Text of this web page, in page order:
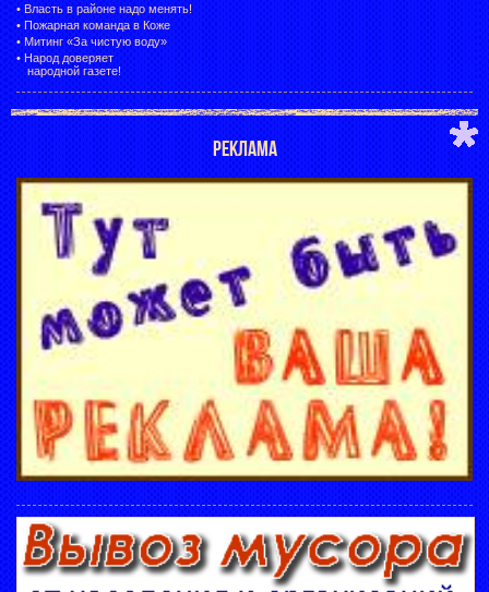
• Власть в районе надо менять!
• Пожарная команда в Коже
• Митинг «За чистую воду»
• Народ доверяет
народной газете!
РЕКЛАМА